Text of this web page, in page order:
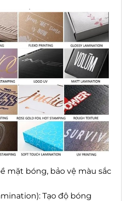
mặt bóng, bảo vệ màu sắc
Tạo độ bóng